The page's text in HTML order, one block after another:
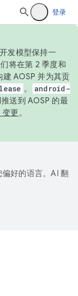
登录
发模型保持一
将在第 2 季度和
AOSP 并为其贡
。
android-
送到 AOSP 的最
变更。
好的语言。AI 翻